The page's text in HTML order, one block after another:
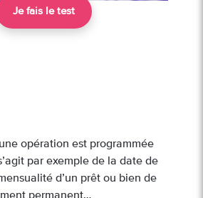
Je fais le test
opération est programmée
par exemple de la date de
d’un prêt ou bien de